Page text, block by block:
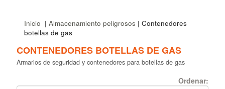
Inicio | Almacenamiento peligrosos | Contenedores
botellas de gas
CONTENEDORES BOTELLAS DE GAS
Armarios de seguridad y contenedores para botellas de gas
Ordenar: